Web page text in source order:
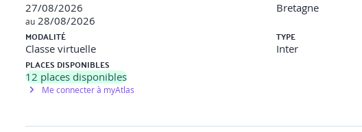
27/08/2026
au 28/08/2026
Bretagne
MODALITÉ
Classe virtuelle
TYPE
Inter
PLACES DISPONIBLES
12 places disponibles
Me connecter à myAtlas